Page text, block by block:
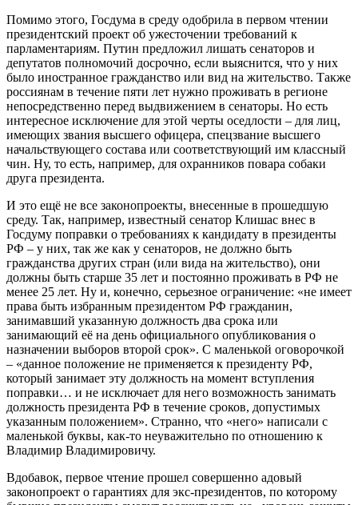
Помимо этого, Госдума в среду одобрила в первом чтении
президентский проект об ужесточении требований к
парламентариям. Путин предложил лишать сенаторов и
депутатов полномочий досрочно, если выяснится, что у них
было иностранное гражданство или вид на жительство. Также
россиянам в течение пяти лет нужно проживать в регионе
непосредственно перед выдвижением в сенаторы. Но есть
интересное исключение для этой черты оседлости – для лиц,
имеющих звания высшего офицера, спецзвание высшего
начальствующего состава или соответствующий им классный
чин. Ну, то есть, например, для охранников повара собаки
друга президента.
И это ещё не все законопроекты, внесенные в прошедшую
среду. Так, например, известный сенатор Клишас внес в
Госдуму поправки о требованиях к кандидату в президенты
РФ – у них, так же как у сенаторов, не должно быть
гражданства других стран (или вида на жительство), они
должны быть старше 35 лет и постоянно проживать в РФ не
менее 25 лет. Ну и, конечно, серьезное ограничение: «не имеет
права быть избранным президентом РФ гражданин,
занимавший указанную должность два срока или
занимающий её на день официального опубликования о
назначении выборов второй срок». С маленькой оговорочкой
– «данное положение не применяется к президенту РФ,
который занимает эту должность на момент вступления
поправки… и не исключает для него возможность занимать
должность президента РФ в течение сроков, допустимых
указанным положением». Странно, что «него» написали с
маленькой буквы, как-то неуважительно по отношению к
Владимир Владимировичу.
Вдобавок, первое чтение прошел совершенно адовый
законопроект о гарантиях для экс-президентов, по которому